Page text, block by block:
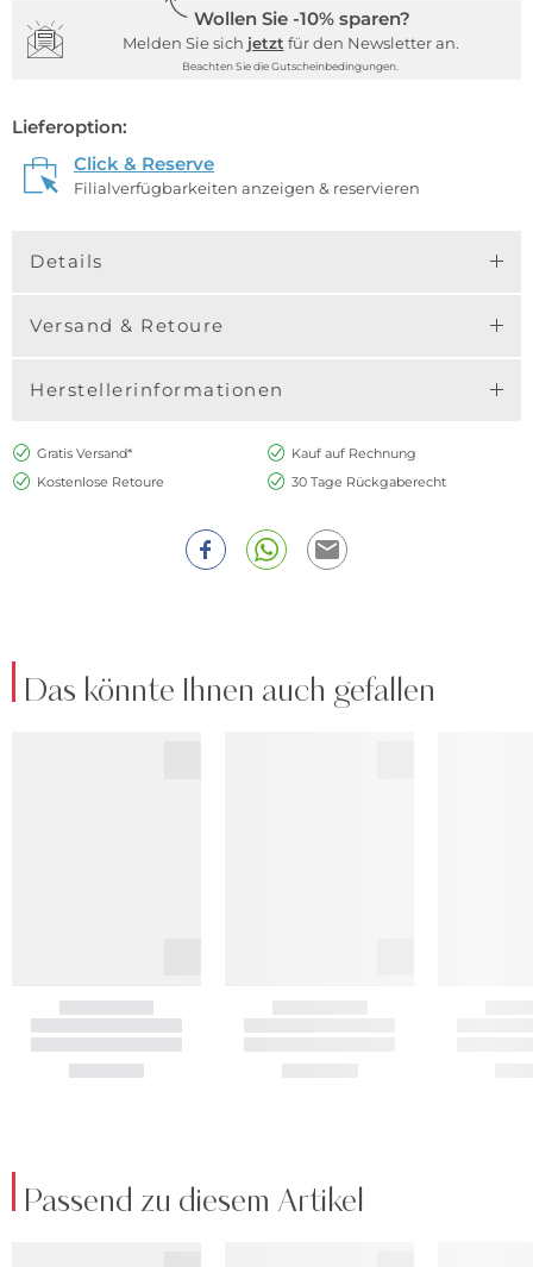
Wollen Sie -10% sparen?
Melden Sie sich jetzt für den Newsletter an.
Beachten Sie die Gutscheinbedingungen.
Lieferoption:
Click & Reserve
Filialverfügbarkeiten anzeigen & reservieren
Details
Versand & Retoure
Herstellerinformationen
Gratis Versand*
Kauf auf Rechnung
Kostenlose Retoure
30 Tage Rückgaberecht
Das könnte Ihnen auch gefallen
Passend zu diesem Artikel